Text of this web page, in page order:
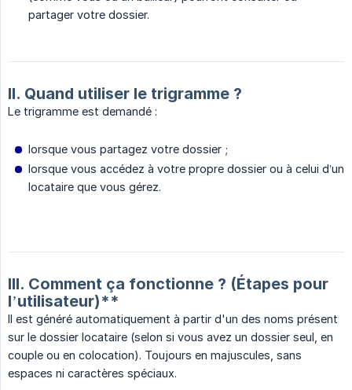
partager votre dossier.
II. Quand utiliser le trigramme ?
Le trigramme est demandé :
lorsque vous partagez votre dossier ;
lorsque vous accédez à votre propre dossier ou à celui d’un
locataire que vous gérez.
III. Comment ça fonctionne ? (Étapes pour
l’utilisateur)**
Il est généré automatiquement à partir d'un des noms présent
sur le dossier locataire (selon si vous avez un dossier seul, en
couple ou en colocation). Toujours en majuscules, sans
espaces ni caractères spéciaux.